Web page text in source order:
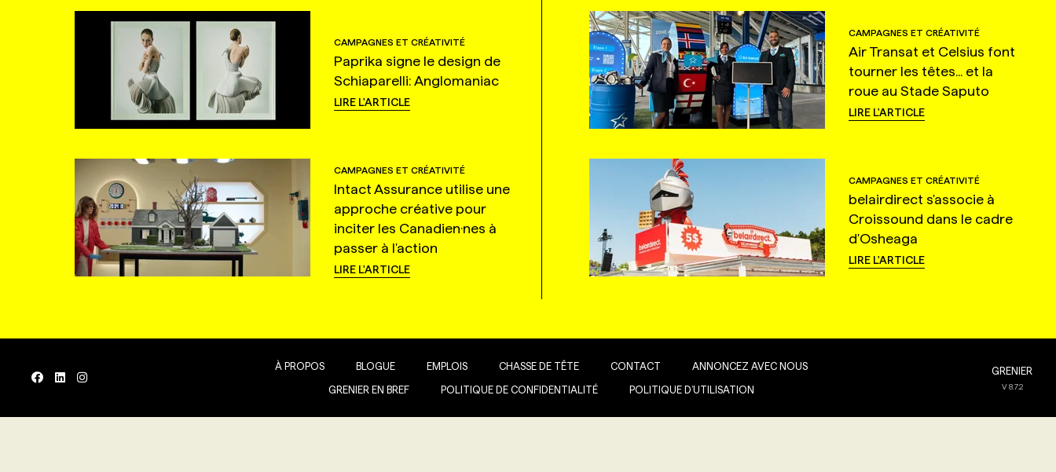
CAMPAGNES ET CRÉATIVITÉ
Paprika signe le design de
Schiaparelli: Anglomaniac
LIRE L'ARTICLE
CAMPAGNES ET CRÉATIVITÉ
Air Transat et Celsius font
tourner les têtes... et la
roue au Stade Saputo
LIRE L'ARTICLE
CAMPAGNES ET CRÉATIVITÉ
Intact Assurance utilise une
approche créative pour
inciter les Canadien·nes à
passer à l'action
LIRE L'ARTICLE
CAMPAGNES ET CRÉATIVITÉ
belairdirect s'associe à
Croissound dans le cadre
d'Osheaga
LIRE L'ARTICLE
À PROPOS BLOGUE EMPLOIS CHASSE DE TÊTE CONTACT ANNONCEZ AVEC NOUS
GRENIER EN BREF POLITIQUE DE CONFIDENTIALITÉ POLITIQUE D’UTILISATION
GRENIER
V8.7.2